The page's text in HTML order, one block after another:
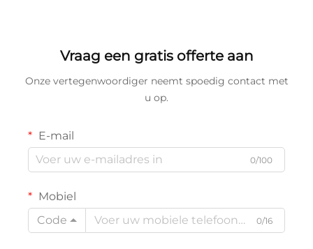
Vraag een gratis offerte aan
Onze vertegenwoordiger neemt spoedig contact met
u op.
E-mail
0/100
Mobiel
Code
0/16